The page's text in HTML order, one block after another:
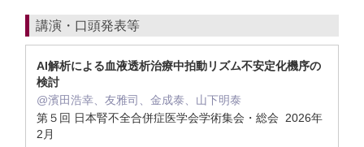
講演・口頭発表等
AI解析による血液透析治療中拍動リズム不安定化機序の
検討
@濱田浩幸、友雅司、金成泰、山下明泰
第５回 日本腎不全合併症医学会学術集会・総会 2026年
2月